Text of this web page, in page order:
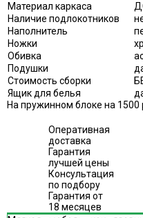
Материал каркаса
Наличие подлокотников
Наполнитель
Ножки
Обивка
Подушки
Стоимость сборки
Ящик для белья
На пружинном блоке на 1500
Оперативная
доставка
Гарантия
лучшей цены
Консультация
по подбору
Гарантия от
18 месяцев